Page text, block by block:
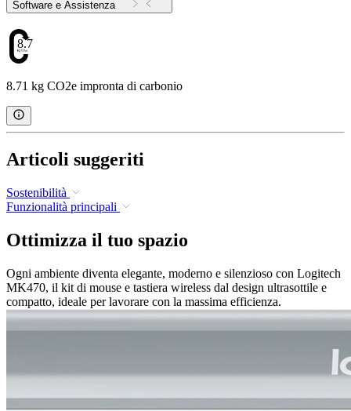
Software e Assistenza
8.71
8.71 kg CO2e impronta di carbonio
Articoli suggeriti
Sostenibilità
Funzionalità principali
Ottimizza il tuo spazio
Ogni ambiente diventa elegante, moderno e silenzioso con Logitech
MK470, il kit di mouse e tastiera wireless dal design ultrasottile e
compatto, ideale per lavorare con la massima efficienza.